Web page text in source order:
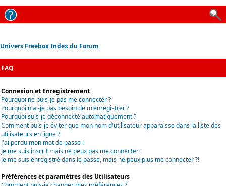
Univers Freebox Index du Forum
FAQ
Connexion et Enregistrement
Pourquoi ne puis-je pas me connecter ?
Pourquoi n'ai-je pas besoin de m'enregistrer ?
Pourquoi suis-je déconnecté automatiquement ?
Comment puis-je éviter que mon nom d'utilisateur apparaisse dans la liste des
utilisateurs en ligne ?
J'ai perdu mon mot de passe !
Je me suis inscrit mais ne peux pas me connecter !
Je me suis enregistré dans le passé, mais ne peux plus me connecter ?!
Préférences et paramètres des Utilisateurs